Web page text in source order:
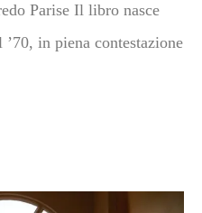
Parise Il libro nasce
in piena contestazione